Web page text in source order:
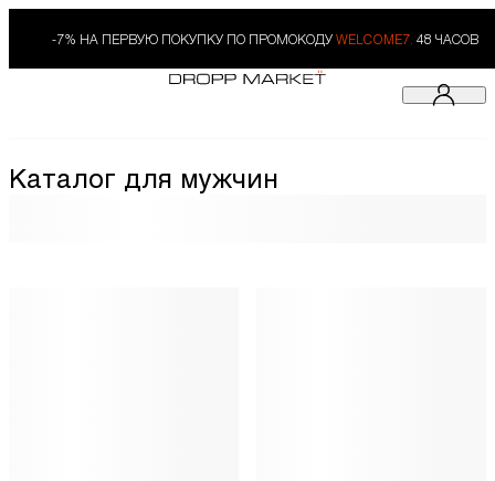
-7% НА ПЕРВУЮ ПОКУПКУ ПО ПРОМОКОДУ WELCOME7. 48 ЧАСОВ
Каталог для мужчин